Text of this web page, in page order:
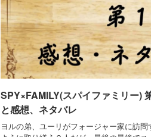
SPY×FAMILY(スパイファミリー)
と感想、ネタバレ
ヨルの弟、ユーリがフォージャー家に訪